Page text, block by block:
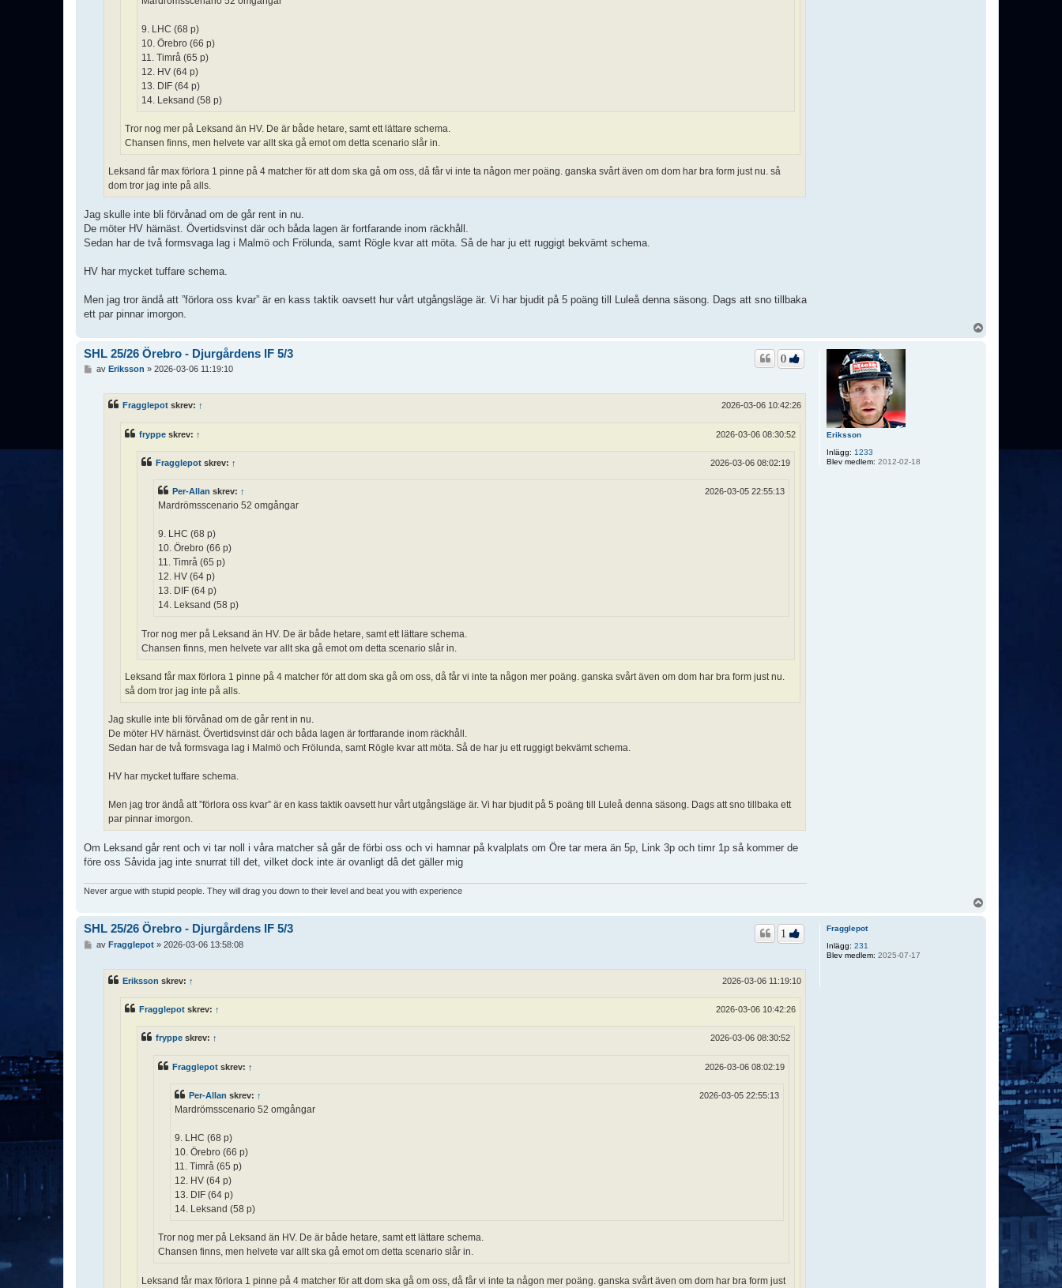
9. LHC (68 p)
10. Örebro (66 p)
11. Timrå (65 p)
12. HV (64 p)
13. DIF (64 p)
14. Leksand (58 p)
Tror nog mer på Leksand än HV. De är både hetare, samt ett lättare schema.
Chansen finns, men helvete var allt ska gå emot om detta scenario slår in.
Leksand får max förlora 1 pinne på 4 matcher för att dom ska gå om oss, då får vi inte ta någon mer poäng. ganska svårt även om dom har bra form just nu. så
dom tror jag inte på alls.
Jag skulle inte bli förvånad om de går rent in nu.
De möter HV härnäst. Övertidsvinst där och båda lagen är fortfarande inom räckhåll.
Sedan har de två formsvaga lag i Malmö och Frölunda, samt Rögle kvar att möta. Så de har ju ett ruggigt bekvämt schema.
HV har mycket tuffare schema.
Men jag tror ändå att ”förlora oss kvar” är en kass taktik oavsett hur vårt utgångsläge är. Vi har bjudit på 5 poäng till Luleå denna säsong. Dags att sno tillbaka
ett par pinnar imorgon.
Eriksson
Inlägg: 1233
Blev medlem: 2012-02-18
SHL 25/26 Örebro - Djurgårdens IF 5/3 0
av Eriksson » 2026-03-06 11:19:10
Fragglepot skrev: ↑ 2026-03-06 10:42:26
fryppe skrev: ↑ 2026-03-06 08:30:52
Fragglepot skrev: ↑ 2026-03-06 08:02:19
Per-Allan skrev: ↑ 2026-03-05 22:55:13
Mardrömsscenario 52 omgångar
9. LHC (68 p)
10. Örebro (66 p)
11. Timrå (65 p)
12. HV (64 p)
13. DIF (64 p)
14. Leksand (58 p)
Tror nog mer på Leksand än HV. De är både hetare, samt ett lättare schema.
Chansen finns, men helvete var allt ska gå emot om detta scenario slår in.
Leksand får max förlora 1 pinne på 4 matcher för att dom ska gå om oss, då får vi inte ta någon mer poäng. ganska svårt även om dom har bra form just nu.
så dom tror jag inte på alls.
Jag skulle inte bli förvånad om de går rent in nu.
De möter HV härnäst. Övertidsvinst där och båda lagen är fortfarande inom räckhåll.
Sedan har de två formsvaga lag i Malmö och Frölunda, samt Rögle kvar att möta. Så de har ju ett ruggigt bekvämt schema.
HV har mycket tuffare schema.
Men jag tror ändå att ”förlora oss kvar” är en kass taktik oavsett hur vårt utgångsläge är. Vi har bjudit på 5 poäng till Luleå denna säsong. Dags att sno tillbaka ett
par pinnar imorgon.
Om Leksand går rent och vi tar noll i våra matcher så går de förbi oss och vi hamnar på kvalplats om Öre tar mera än 5p, Link 3p och timr 1p så kommer de
före oss Såvida jag inte snurrat till det, vilket dock inte är ovanligt då det gäller mig
Never argue with stupid people. They will drag you down to their level and beat you with experience
Fragglepot
Inlägg: 231
Blev medlem: 2025-07-17
SHL 25/26 Örebro - Djurgårdens IF 5/3 1
av Fragglepot» 2026-03-06 13:58:08
Eriksson skrev: ↑ 2026-03-06 11:19:10
Fragglepot skrev: ↑ 2026-03-06 10:42:26
fryppe skrev: ↑ 2026-03-06 08:30:52
Fragglepot skrev: ↑ 2026-03-06 08:02:19
Per-Allan skrev: ↑ 2026-03-05 22:55:13
Mardrömsscenario 52 omgångar
9. LHC (68 p)
10. Örebro (66 p)
11. Timrå (65 p)
12. HV (64 p)
13. DIF (64 p)
14. Leksand (58 p)
Tror nog mer på Leksand än HV. De är både hetare, samt ett lättare schema.
Chansen finns, men helvete var allt ska gå emot om detta scenario slår in.
Leksand får max förlora 1 pinne på 4 matcher för att dom ska gå om oss, då får vi inte ta någon mer poäng. ganska svårt även om dom har bra form just